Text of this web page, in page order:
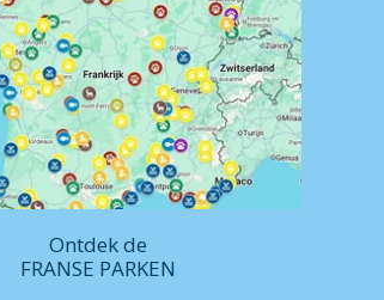
Ontdek de
FRANSE PARKEN